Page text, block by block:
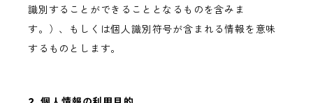
識別することができることとなるものを含みま
す。）、もしくは個人識別符号が含まれる情報を意味
するものとします。